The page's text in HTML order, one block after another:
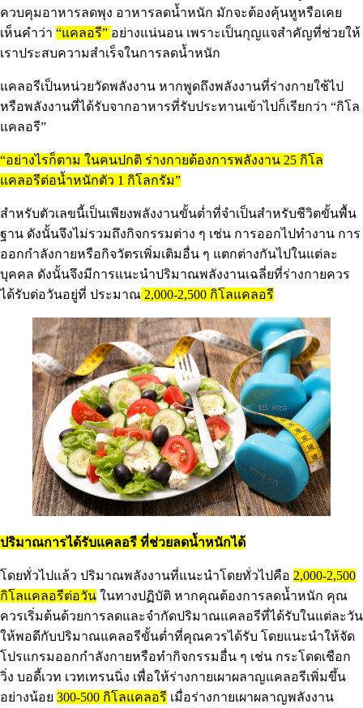
ควบคุมอาหารลดพุง อาหารลดน้ำหนัก มักจะต้องคุ้นหูหรือเคย
เห็นคำว่า “แคลอรี” อย่างแน่นอน เพราะเป็นกุญแจสำคัญที่ช่วยให้
เราประสบความสำเร็จในการลดน้ำหนัก
แคลอรีเป็นหน่วยวัดพลังงาน หากพูดถึงพลังงานที่ร่างกายใช้ไป
หรือพลังงานที่ได้รับจากอาหารที่รับประทานเข้าไปก็เรียกว่า “กิโล
แคลอรี”
“อย่างไรก็ตาม ในคนปกติ ร่างกายต้องการพลังงาน 25 กิโล
แคลอรีต่อน้ำหนักตัว 1 กิโลกรัม”
สำหรับตัวเลขนี้เป็นเพียงพลังงานขั้นต่ำที่จำเป็นสำหรับชีวิตขั้นพื้น
ฐาน ดังนั้นจึงไม่รวมถึงกิจกรรมต่าง ๆ เช่น การออกไปทำงาน การ
ออกกำลังกายหรือกิจวัตรเพิ่มเติมอื่น ๆ แตกต่างกันไปในแต่ละ
บุคคล ดังนั้นจึงมีการแนะนำปริมาณพลังงานเฉลี่ยที่ร่างกายควร
ได้รับต่อวันอยู่ที่ ประมาณ 2,000-2,500 กิโลแคลอรี
ปริมาณการได้รับแคลอรี ที่ช่วยลดน้ำหนักได้
โดยทั่วไปแล้ว ปริมาณพลังงานที่แนะนำโดยทั่วไปคือ 2,000-2,500
กิโลแคลอรีต่อวัน ในทางปฏิบัติ หากคุณต้องการลดน้ำหนัก คุณ
ควรเริ่มต้นด้วยการลดและจำกัดปริมาณแคลอรีที่ได้รับในแต่ละวัน
ให้พอดีกับปริมาณแคลอรีขั้นต่ำที่คุณควรได้รับ โดยแนะนำให้จัด
โปรแกรมออกกำลังกายหรือทำกิจกรรมอื่น ๆ เช่น กระโดดเชือก
วิ่ง บอดี้เวท เวทเทรนนิ่ง เพื่อให้ร่างกายเผาผลาญแคลอรีเพิ่มขึ้น
อย่างน้อย 300-500 กิโลแคลอรี เมื่อร่างกายเผาผลาญพลังงาน